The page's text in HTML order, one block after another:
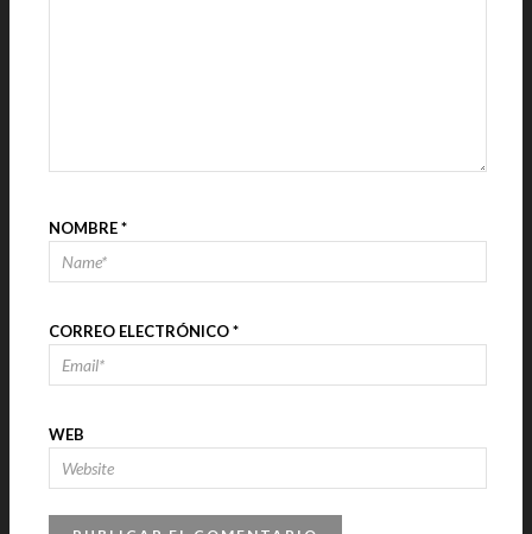
NOMBRE*
CORREO ELECTRÓNICO*
WEB